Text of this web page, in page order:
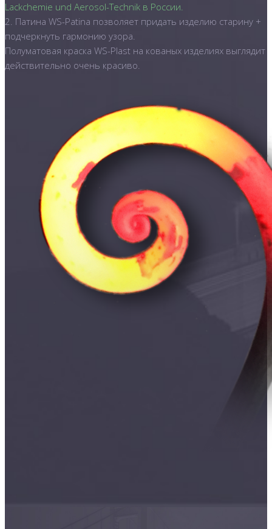
Lackchemie und Aerosol-Technik в России.
2. Патина WS-Patina позволяет придать изделию старину +
подчеркнуть гармонию узора.
Полуматовая краска WS-Plast на кованых изделиях выглядит
действительно очень красиво.